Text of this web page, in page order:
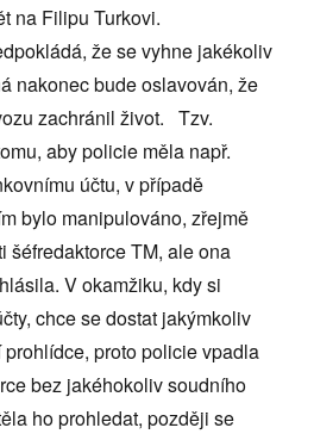
na Filipu Turkovi.
že se vyhne jakékoliv
nakonec bude oslavován, že
zachránil život. Tzv.
aby policie měla např.
účtu, v případě
bylo manipulováno, zřejmě
šéfredaktorce TM, ale ona
V okamžiku, kdy si
chce se dostat jakýmkoliv
proto policie vpadla
bez jakéhokoliv soudního
ho prohledat, později se